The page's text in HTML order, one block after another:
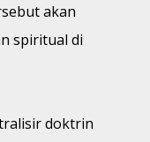
akan
spiritual di
doktrin